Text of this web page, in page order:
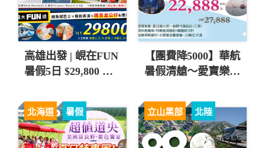
高雄出發 | 峴在FUN
暑假5日 $29,800 起
【團費降5000】華航
暑假清艙～愛寶樂
直售22,888起 💎
北海道 暑假 立山黑部 北陸